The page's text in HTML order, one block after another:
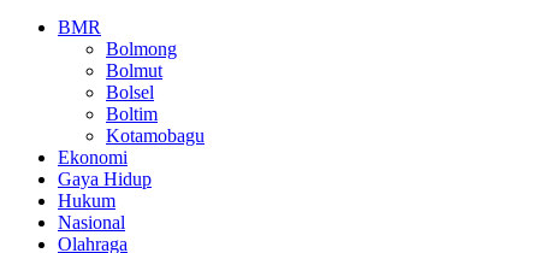
BMR
Bolmong
Bolmut
Bolsel
Boltim
Kotamobagu
Ekonomi
Gaya Hidup
Hukum
Nasional
Olahraga